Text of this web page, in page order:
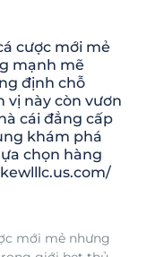
cược mới mẻ
mạnh mẽ
định chỗ
vị này còn vươn
cái đẳng cấp
khám phá
chọn hàng
mới mẻ nhưng